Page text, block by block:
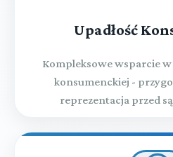
Upadłość
Kompleksowe wsparcie
konsumenckiej -
reprezentacja przed